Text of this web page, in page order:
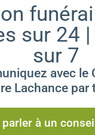
sur 24
sur 7
avec le
Lachance par
parler à un